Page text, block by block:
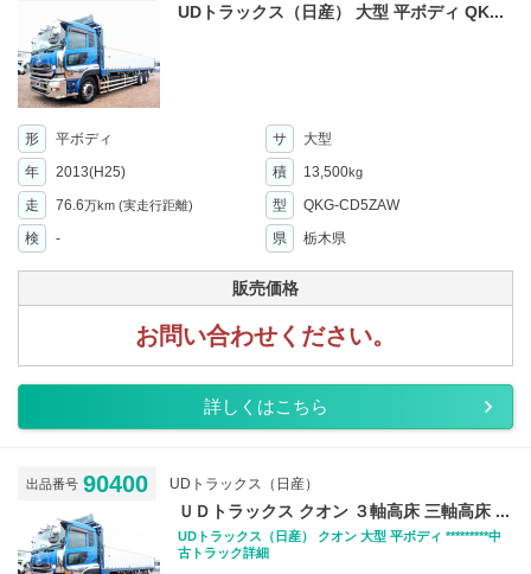
UDトラックス（日産） 大型 平ボディ QK...
形 平ボディ サ
大型
年
2013(H25) 積 13,500kg
走 76.6万km (実走行距離) 型
QKG-CD5ZAW
検
- 県 栃木県
販売価格
お問い合わせください。
詳しくはこちら
出品番号 90400 UDトラックス（日産）
ＵＤトラックス クオン ３軸高床 三軸高床 ...
UDトラックス（日産） クオン 大型 平ボディ *********中
古トラック詳細